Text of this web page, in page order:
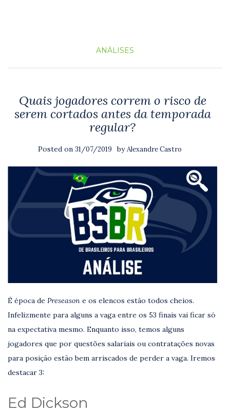
ANÁLISES
Quais jogadores correm o risco de
serem cortados antes da temporada
regular?
Posted on 31/07/2019 byAlexandre Castro
É época de Preseason e os elencos estão todos cheios.
Infelizmente para alguns a vaga entre os 53 finais vai ficar só
na expectativa mesmo. Enquanto isso, temos alguns
jogadores que por questões salariais ou contratações novas
para posição estão bem arriscados de perder a vaga. Iremos
destacar 3:
Ed Dickson